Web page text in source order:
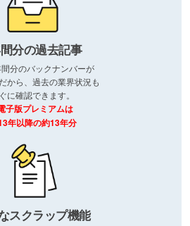
分の過去記事
分のバックナンバーが
から、過去の業界状況も
に確認できます。
子版プレミアムは
年以降の約13年分
スクラップ機能